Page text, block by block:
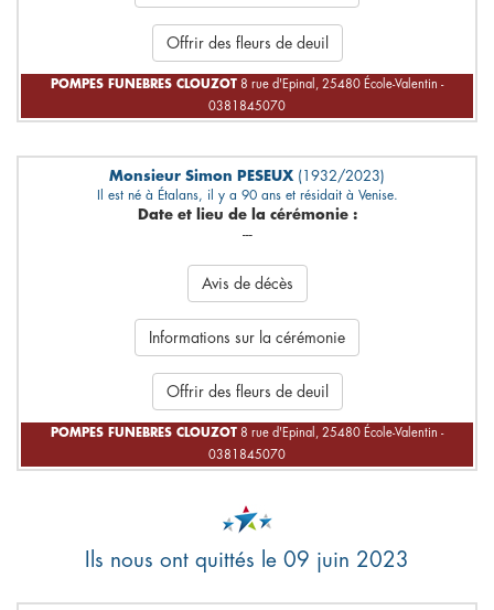
Offrir des fleurs de deuil
POMPES FUNEBRES CLOUZOT 8 rue d'Epinal, 25480 École-Valentin -
0381845070
Monsieur Simon PESEUX (1932/2023)
Il est né à Étalans, il y a 90 ans et résidait à Venise.
Date et lieu de la cérémonie :
---
Avis de décès
Informations sur la cérémonie
Offrir des fleurs de deuil
POMPES FUNEBRES CLOUZOT 8 rue d'Epinal, 25480 École-Valentin -
0381845070
Ils nous ont quittés le 09 juin 2023